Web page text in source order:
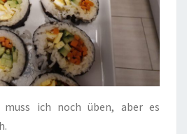
ich noch üben, aber es